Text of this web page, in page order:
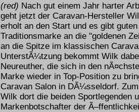
(red) Nach gut einem Jahr harter
geht jetzt der Caravan-Hersteller
erholt an den Start und es gibt
Traditionsmarke an die "goldenen
an die Spitze im klassischen
UnterstÃ¼tzung bekommt Wilk
Neureuther, die sich in den
Marke wieder in Top-Position zu
Caravan Salon in DÃ¼sseldorf.
Wilk dort die beiden Sportlegenden
Markenbotschafter der